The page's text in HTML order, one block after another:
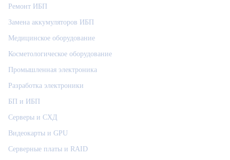
Ремонт ИБП
Замена аккумуляторов ИБП
Медицинское оборудование
Косметологическое оборудование
Промышленная электроника
Разработка электроники
БП и ИБП
Серверы и СХД
Видеокарты и GPU
Серверные платы и RAID